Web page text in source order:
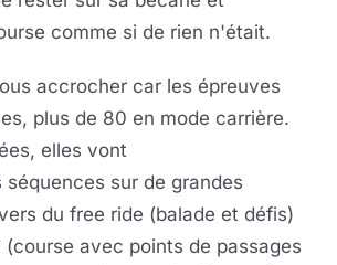
comme si de rien n'était.
accrocher car les épreuves
plus de 80 en mode carrière.
elles vont
séquences sur de grandes
du free ride (balade et défis)
avec points de passages